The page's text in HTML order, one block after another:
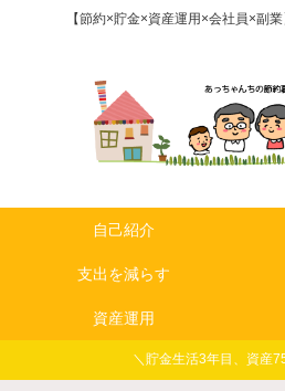
【節約×貯金×資産運用×会社員×副
自己紹介
支出を減らす
資産運用
＼貯金生活3年目、資産